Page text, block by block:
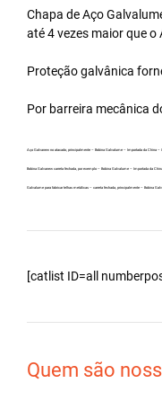
Chapa de Aço
até 4 vezes maior que o
Proteção galvânica
Por barreira mecânica
Aço Galvanew no atacado, principalmente – Bobina Galvalume – Importada da China –
Bobina Galvanew carreta fechada, por exemplo – Bobina Galvalume – Importada da
Galvalume para fabricar telhas metálicas – carreta fechada, principalmente – Bobina
[catlist ID=all
Quem são